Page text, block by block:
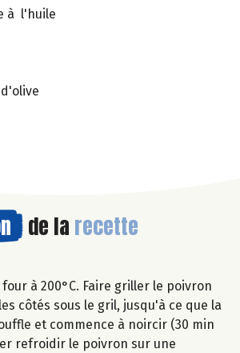
à l'huile
de la recette
à 200°C. Faire griller le poivron
côtés sous le gril, jusqu'à ce que la
et commence à noircir (30 min
refroidir le poivron sur une